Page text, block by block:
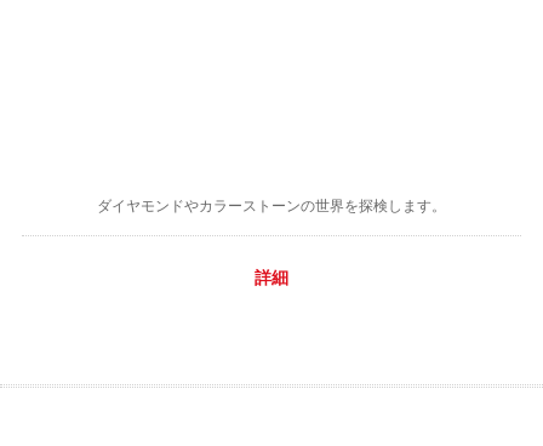
ダイヤモンドやカラーストーンの世界を探検します。
詳細